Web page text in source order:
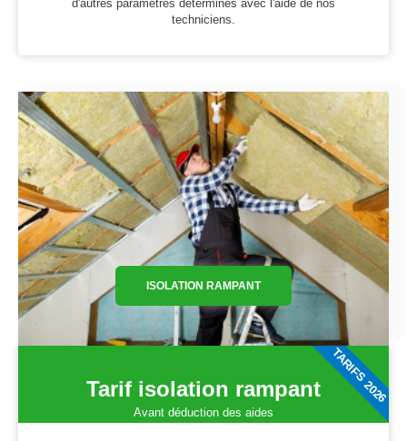
d'autres paramètres déterminés avec l'aide de nos
techniciens.
ISOLATION RAMPANT
Tarif isolation rampant
Avant déduction des aides
TARIFS 2026